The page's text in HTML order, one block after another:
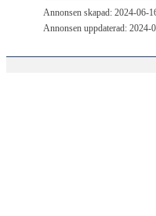
Annonsen skapad: 2024-06-
Annonsen uppdaterad: 2024-